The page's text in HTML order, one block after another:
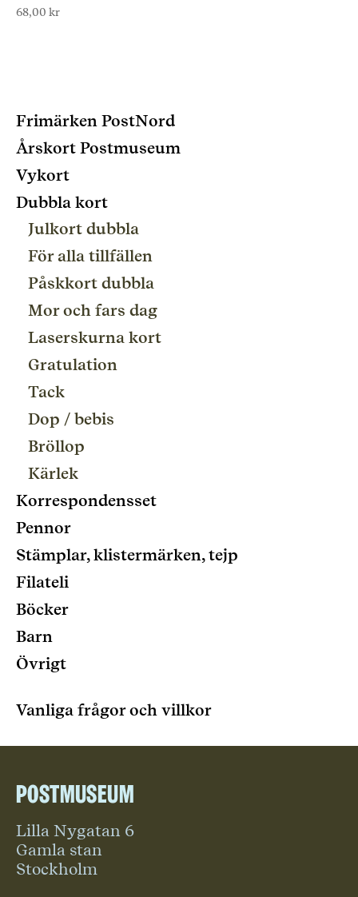
68,00 kr
Frimärken PostNord
Årskort Postmuseum
Vykort
Dubbla kort
Julkort dubbla
För alla tillfällen
Påskkort dubbla
Mor och fars dag
Laserskurna kort
Gratulation
Tack
Dop / bebis
Bröllop
Kärlek
Korrespondensset
Pennor
Stämplar, klistermärken, tejp
Filateli
Böcker
Barn
Övrigt
Vanliga frågor och villkor
Postmuseum
Lilla Nygatan 6
Gamla stan
Stockholm